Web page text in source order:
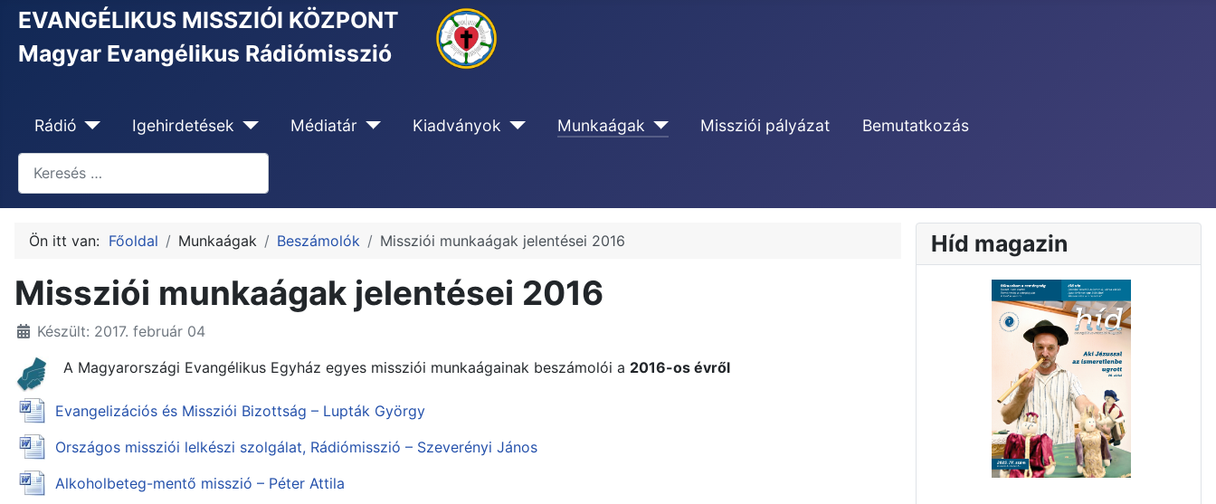
EVANGÉLIKUS MISSZIÓI KÖZPONT
Magyar Evangélikus Rádiómisszió
Rádió Igehirdetések Médiatár Kiadványok Munkaágak Missziói pályázat Bemutatkozás
Keresés
Ön itt van: Főoldal Munkaágak Beszámolók Missziói munkaágak jelentései 2016
Missziói munkaágak jelentései 2016
Készült: 2017. február 04
A Magyarországi Evangélikus Egyház egyes missziói munkaágainak beszámolói a 2016-os évről
Evangelizációs és Missziói Bizottság – Lupták György
Országos missziói lelkészi szolgálat, Rádiómisszió – Szeverényi János
Alkoholbeteg-mentő misszió – Péter Attila
Híd magazin